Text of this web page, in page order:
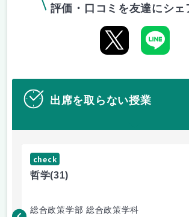
評価・口コミを友達にシェ
出席を取らない授業
check
哲学(31)
総合政策学部 総合政策学科